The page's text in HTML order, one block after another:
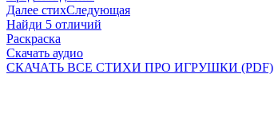
Далее стихСледующая
Найди 5 отличий
Раскраска
Скачать аудио
СКАЧАТЬ ВСЕ СТИХИ ПРО ИГРУШКИ (PDF)